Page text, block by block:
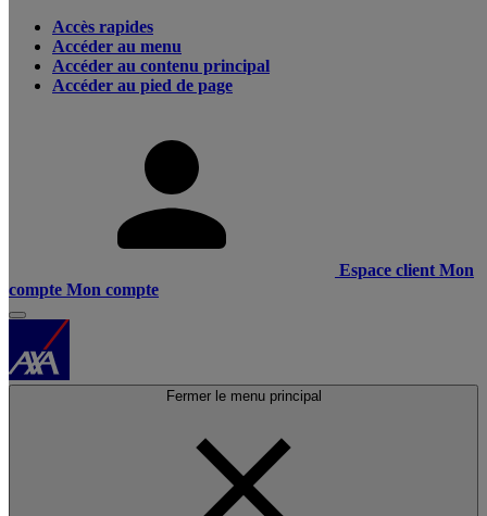
Accès rapides
Accéder au menu
Accéder au contenu principal
Accéder au pied de page
Espace client Mon
compte Mon compte
Fermer le menu principal